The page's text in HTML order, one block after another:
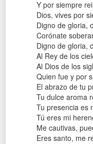
Y por siempre
Dios, vives por
Digno de gloria,
Corónate
Digno de gloria,
Al Rey de los
Al Dios de los
Quien fue y por
El abrazo de tu
Tu dulce aroma
Tu presencia es
Tú eres mi
Me cautivas,
Eres santo, me